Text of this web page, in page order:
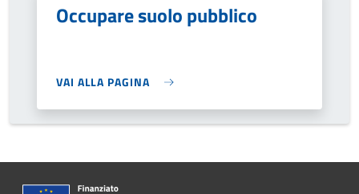
Occupare suolo pubblico
VAI ALLA PAGINA